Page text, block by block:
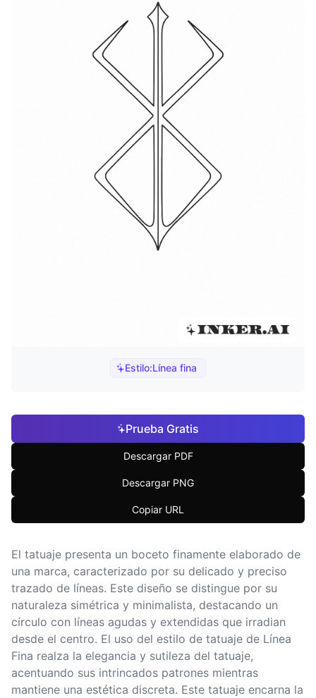
Estilo:Línea fina
Prueba Gratis
Descargar PDF
Descargar PNG
Copiar URL
El tatuaje presenta un boceto finamente elaborado de
una marca, caracterizado por su delicado y preciso
trazado de líneas. Este diseño se distingue por su
naturaleza simétrica y minimalista, destacando un
círculo con líneas agudas y extendidas que irradian
desde el centro. El uso del estilo de tatuaje de Línea
Fina realza la elegancia y sutileza del tatuaje,
acentuando sus intrincados patrones mientras
mantiene una estética discreta. Este tatuaje encarna la